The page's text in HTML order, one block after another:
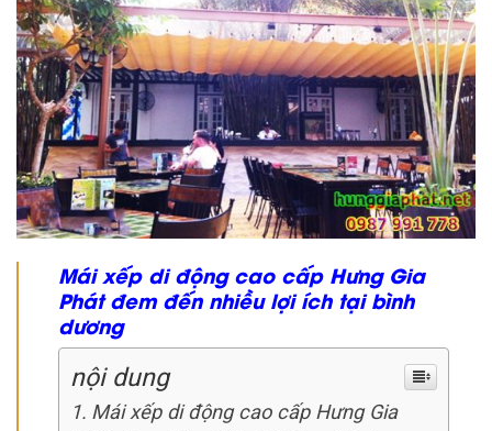
Mái xếp di động cao cấp Hưng Gia
Phát đem đến nhiều lợi ích tại bình
dương
nội dung
Mái xếp di động cao cấp Hưng Gia